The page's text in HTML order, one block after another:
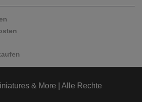
& More | Alle Rechte